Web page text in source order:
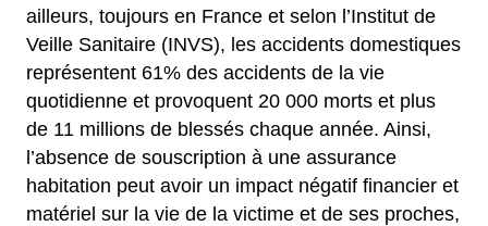
ailleurs, toujours en France et selon l’Institut de
Veille Sanitaire (INVS), les accidents domestiques
représentent 61% des accidents de la vie
quotidienne et provoquent 20 000 morts et plus
de 11 millions de blessés chaque année. Ainsi,
l’absence de souscription à une assurance
habitation peut avoir un impact négatif financier et
matériel sur la vie de la victime et de ses proches,